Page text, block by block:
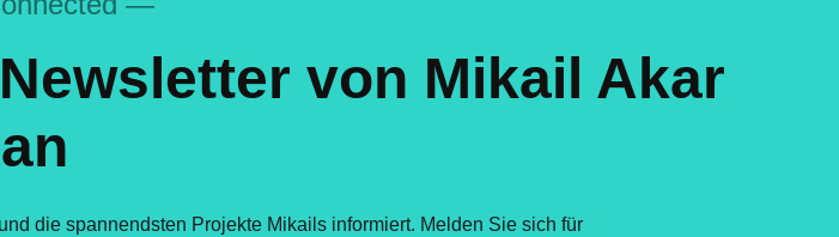
von Mikail Akar
an
die spannendsten Projekte Mikails informiert. Melden Sie sich für